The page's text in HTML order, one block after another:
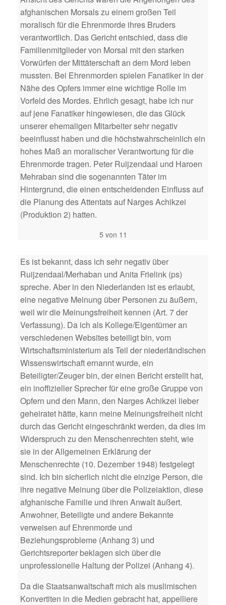
afghanischen Morsals zu einem großen Teil
moralisch für die Ehrenmorde ihres Bruders
verantwortlich. Das Gericht entschied, dass die
Familienmitglieder von Morsal mit den starken
Vorwürfen der Mittäterschaft an dem Mord leben
mussten. Bei Ehrenmorden spielen Fanatiker in der
Nähe des Opfers immer eine wichtige Rolle im
Vorfeld des Mordes. Ehrlich gesagt, habe ich nur
auf jene Fanatiker hingewiesen, die das Glück
unserer ehemaligen Mitarbeiter sehr negativ
beeinflusst haben und die höchstwahrscheinlich ein
hohes Maß an moralischer Verantwortung für die
Ehrenmorde tragen. Peter Ruijzendaal und Haroen
Mehraban sind die sogenannten Täter im
Hintergrund, die einen entscheidenden Einfluss auf
die Planung des Attentats auf Narges Achikzei
(Produktion 2) hatten.
5 von 11
Es ist bekannt, dass ich sehr negativ über
Ruijzendaal/Merhaban und Anita Frielink (ps)
spreche. Aber in den Niederlanden ist es erlaubt,
eine negative Meinung über Personen zu äußern,
weil wir die Meinungsfreiheit kennen (Art. 7 der
Verfassung). Da ich als Kollege/Eigentümer an
verschiedenen Websites beteiligt bin, vom
Wirtschaftsministerium als Teil der niederländischen
Wissenswirtschaft ernannt wurde, ein
Beteiligter/Zeuger bin, der einen Bericht erstellt hat,
ein inoffizieller Sprecher für eine große Gruppe von
Opfern und den Mann, den Narges Achikzei lieber
geheiratet hätte, kann meine Meinungsfreiheit nicht
durch das Gericht eingeschränkt werden, da dies im
Widerspruch zu den Menschenrechten steht, wie
sie in der Allgemeinen Erklärung der
Menschenrechte (10. Dezember 1948) festgelegt
sind. Ich bin sicherlich nicht die einzige Person, die
ihre negative Meinung über die Polizeiaktion, diese
afghanische Familie und ihren Anwalt äußert.
Anwohner, Beteiligte und andere Bekannte
verweisen auf Ehrenmorde und
Beziehungsprobleme (Anhang 3) und
Gerichtsreporter beklagen sich über die
unprofessionelle Haltung der Polizei (Anhang 4).
Da die Staatsanwaltschaft mich als muslimischen
Konvertiten in die Medien gebracht hat, appelliere